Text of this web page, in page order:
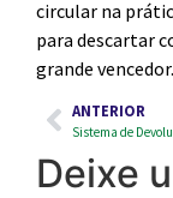
circular na
para descartar
grande vencedor.
ANTERIOR
Deixe